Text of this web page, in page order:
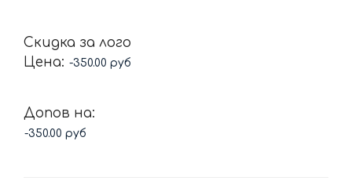
Скидка за лого
Цена:
Допов на: